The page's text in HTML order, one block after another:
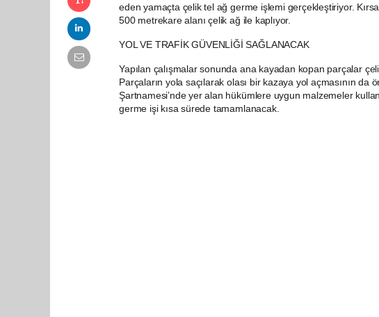
eden yamaçta çelik tel ağ germe işlemi gerçekleştiriyor.
500 metrekare alanı çelik ağ ile kaplıyor.
YOL VE TRAFİK GÜVENLİĞİ SAĞLANACAK
Yapılan çalışmalar sonunda ana kayadan kopan parçalar
Parçaların yola saçılarak olası bir kazaya yol açmasının
Şartnamesi’nde yer alan hükümlere uygun malzemeler
germe işi kısa sürede tamamlanacak.